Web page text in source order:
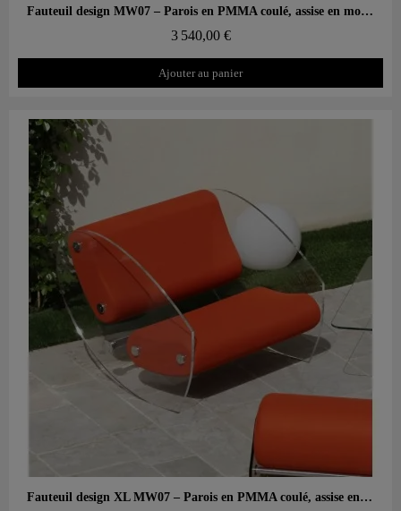
Aperçu rapide Fauteuil design MW07 – Parois en PMMA coulé, assise en mousse alvéolaire
3 540,00 €
Ajouter au panier
Aperçu rapide Fauteuil design XL MW07 – Parois en PMMA coulé, assise en mousse alvéolaire